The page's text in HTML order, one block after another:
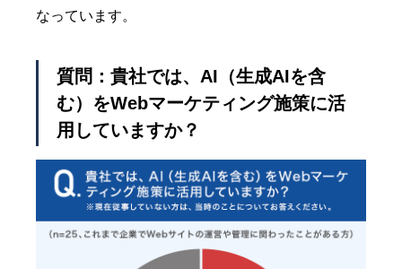
なっています。
質問：貴社では、AI（生成AIを含
む）をWebマーケティング施策に活
用していますか？